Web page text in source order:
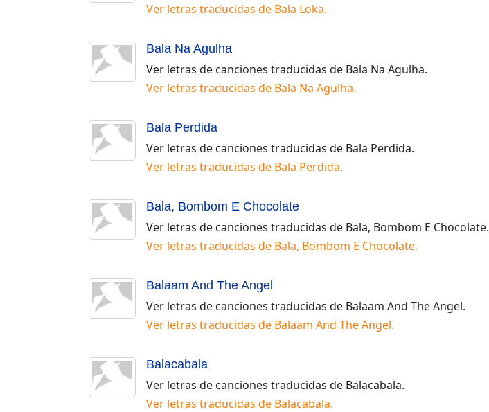
Ver letras traducidas de Bala Loka.
Bala Na Agulha
Ver letras de canciones traducidas de Bala Na Agulha.
Ver letras traducidas de Bala Na Agulha.
Bala Perdida
Ver letras de canciones traducidas de Bala Perdida.
Ver letras traducidas de Bala Perdida.
Bala, Bombom E Chocolate
Ver letras de canciones traducidas de Bala, Bombom E Chocolate.
Ver letras traducidas de Bala, Bombom E Chocolate.
Balaam And The Angel
Ver letras de canciones traducidas de Balaam And The Angel.
Ver letras traducidas de Balaam And The Angel.
Balacabala
Ver letras de canciones traducidas de Balacabala.
Ver letras traducidas de Balacabala.